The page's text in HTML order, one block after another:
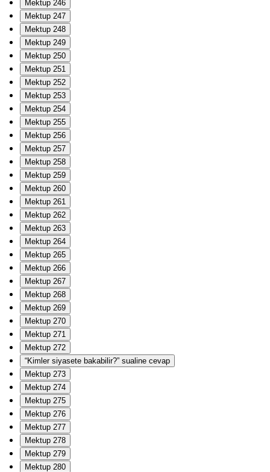
Mektup 246
Mektup 247
Mektup 248
Mektup 249
Mektup 250
Mektup 251
Mektup 252
Mektup 253
Mektup 254
Mektup 255
Mektup 256
Mektup 257
Mektup 258
Mektup 259
Mektup 260
Mektup 261
Mektup 262
Mektup 263
Mektup 264
Mektup 265
Mektup 266
Mektup 267
Mektup 268
Mektup 269
Mektup 270
Mektup 271
Mektup 272
“Kimler siyasete bakabilir?” sualine cevap
Mektup 273
Mektup 274
Mektup 275
Mektup 276
Mektup 277
Mektup 278
Mektup 279
Mektup 280